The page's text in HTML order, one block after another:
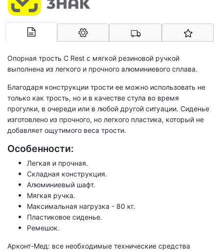
Арконт-Мед
Опорная трость С Rest с мягкой резиновой ручкой
выполнена из легкого и прочного алюминиевого сплава.
Благодаря конструкции трости ее можно использовать не
только как трость, но и в качестве стула во время
прогулки, в очереди или в любой другой ситуации. Сиденье
изготовлено из прочного, но легкого пластика, который не
добавляет ощутимого веса трости.
Особенности:
Легкая и прочная.
Складная конструкция.
Алюминиевый шафт.
Мягкая ручка.
Максимальная нагрузка - 80 кг.
Пластиковое сиденье.
Ремешок.
Арконт-Мед: все необходимые технические средства